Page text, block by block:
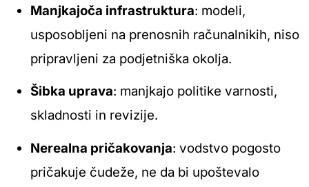
Manjkajoča infrastruktura: modeli,
usposobljeni na prenosnih računalnikih, niso
pripravljeni za podjetniška okolja.
Šibka uprava: manjkajo politike varnosti,
skladnosti in revizije.
Nerealna pričakovanja: vodstvo pogosto
pričakuje čudeže, ne da bi upoštevalo